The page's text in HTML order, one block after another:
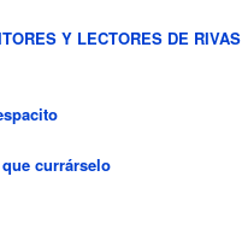
Y LECTORES DE RIVAS
currárselo